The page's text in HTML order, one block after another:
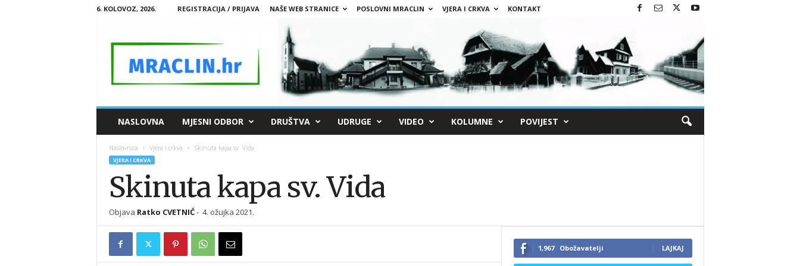
6. KOLOVOZ, 2026. REGISTRACIJA / PRIJAVA NAŠE WEB STRANICE POSLOVNI MRACLIN VJERA I CRKVA KONTAKT
M
A
R
NASLOVNA MJESNI ODBOR DRUŠTVA UDRUGE VIDEO KOLUMNE POVIJEST
Naslovnica Vjera i crkva Skinuta kapa sv. Vida
VJERA I CRKVA
Skinuta kapa sv. Vida
Objava Ratko CVETNIĆ- 4. ožujka 2021.
1,967 Obožavatelji LAJKAJ